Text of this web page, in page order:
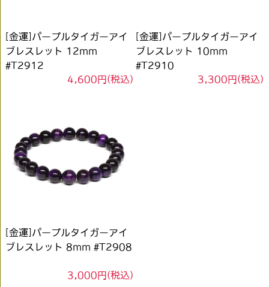
[金運]パープルタイガーアイ
ブレスレット 12mm
#T2912
4,600円(税込)
[金運]パープルタイガーアイ
ブレスレット 10mm
#T2910
3,300円(税込)
[金運]パープルタイガーアイ
ブレスレット 8mm #T2908
3,000円(税込)